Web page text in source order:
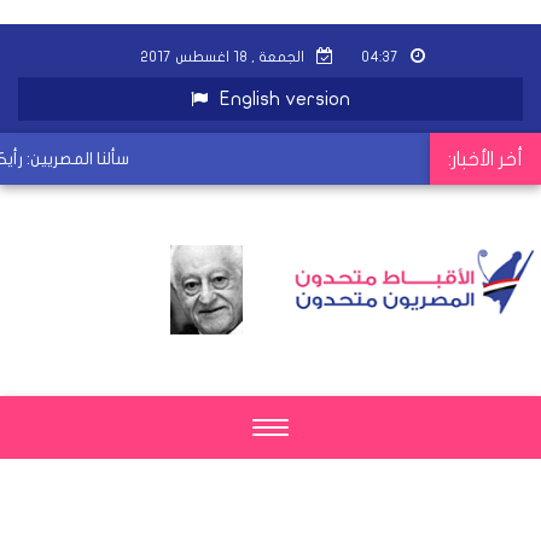
٠٤:٣٧ الجمعة , ١٨ اغسطس ٢٠١٧
English version
أخر الأخبار: سألنا المصريين:
Toggle